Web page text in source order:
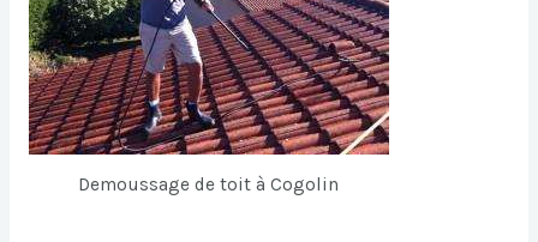
Demoussage de toit à Cogolin